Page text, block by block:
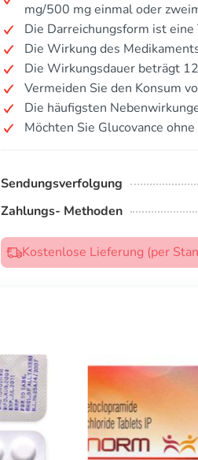
mg/500 mg einmal oder
Die Darreichungsform ist
Die Wirkung des
Die Wirkungsdauer beträgt
Vermeiden Sie den Konsum
Die häufigsten
Möchten Sie Glucovance
Sendungsverfolgung
Zahlungs- Methoden
Kostenlose Lieferung (per